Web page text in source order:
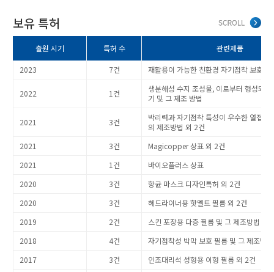
보유 특허
출원 시기 특허 수 관련제품
2023 7건 재활용이 가능한 친환경 자기점착 보호필
2022 1건
생분해성 수지 조성물, 이로부터 형성되
기 및 그 제조 방법
2021 3건
박리력과 자기점착 특성이 우수한 열접착
의 제조방법 외 2건
2021
3건
Magicopper 상표 외 2건
2021
1건
바이오플러스 상표
2020
3건
항균 마스크 디자인특허 외 2건
2020
3건
헤드라이너용 핫멜트 필름 외 2건
2019
2건
스킨 포장용 다층 필름 및 그 제조방법
2018
4건
자기점착성 박막 보호 필름 및 그 제조방
2017
3건
인조대리석 성형용 이형 필름 외 2건